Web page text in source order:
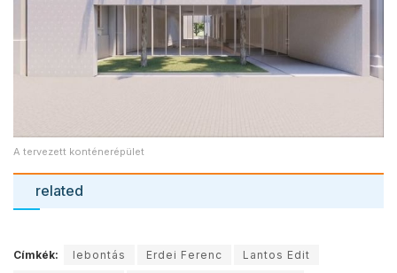
A tervezett konténerépület
related
Címkék: lebontás Erdei Ferenc
Lantos Edit